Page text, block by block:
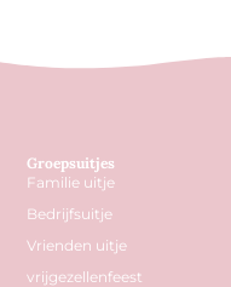
Groepsuitjes
Familie uitje
Bedrijfsuitje
Vrienden uitje
vrijgezellenfeest